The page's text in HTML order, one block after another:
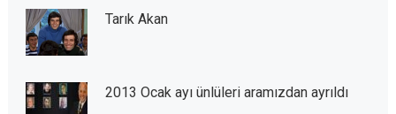
Tarık Akan
2013 Ocak ayı ünlüleri aramızdan ayrıldı